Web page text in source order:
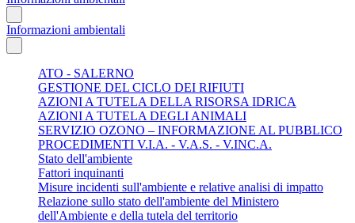
Informazioni ambientali
ATO - SALERNO
GESTIONE DEL CICLO DEI RIFIUTI
AZIONI A TUTELA DELLA RISORSA IDRICA
AZIONI A TUTELA DEGLI ANIMALI
SERVIZIO OZONO – INFORMAZIONE AL PUBBLICO
PROCEDIMENTI V.I.A. - V.A.S. - V.INC.A.
Stato dell'ambiente
Fattori inquinanti
Misure incidenti sull'ambiente e relative analisi di impatto
Relazione sullo stato dell'ambiente del Ministero
dell'Ambiente e della tutela del territorio